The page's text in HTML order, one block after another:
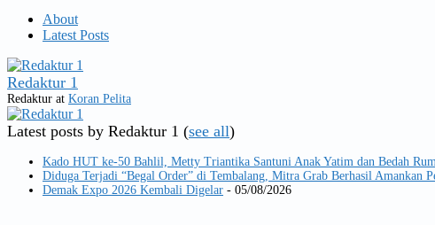
About
Latest Posts
Redaktur 1
Redaktur at Koran Pelita
Latest posts by Redaktur 1 (see all)
Kado HUT ke-50 Bahlil, Metty Triantika Santuni Anak Yatim dan Bedah
Diduga Terjadi “Begal Order” di Tembalang, Mitra Grab Berhasil Amankan
Demak Expo 2026 Kembali Digelar - 05/08/2026